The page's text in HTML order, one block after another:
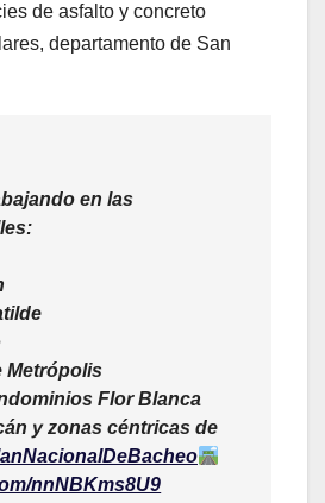
de asfalto y concreto
departamento de San
en las
Metrópolis
Flor Blanca
y zonas céntricas de
nnNBKms8U9